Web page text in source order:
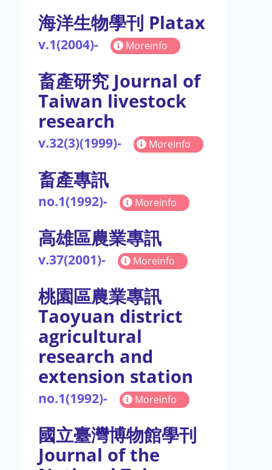
海洋生物學刊 Platax
v.1(2004)- Moreinfo
畜產研究 Journal of
Taiwan livestock
research
v.32(3)(1999)- Moreinfo
畜產專訊
no.1(1992)- Moreinfo
高雄區農業專訊
v.37(2001)- Moreinfo
桃園區農業專訊
Taoyuan district
agricultural
research and
extension station
no.1(1992)- Moreinfo
國立臺灣博物館學刊
Journal of the